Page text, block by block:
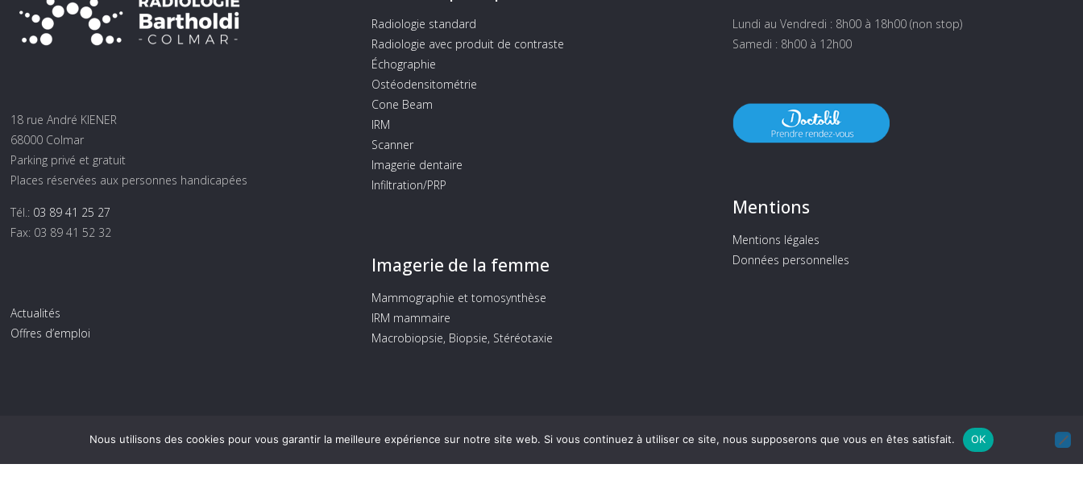
18 rue André KIENER
68000 Colmar
Parking privé et gratuit
Places réservées aux personnes handicapées
Tél.: 03 89 41 25 27
Fax: 03 89 41 52 32
Actualités
Offres d’emploi
Radiologie standard
Radiologie avec produit de contraste
Échographie
Ostéodensitométrie
Cone Beam
IRM
Scanner
Imagerie dentaire
Infiltration/PRP
Imagerie de la femme
Mammographie et tomosynthèse
IRM mammaire
Macrobiopsie, Biopsie, Stéréotaxie
Lundi au Vendredi : 8h00 à 18h00 (non stop)
Samedi : 8h00 à 12h00
Mentions
Mentions légales
Données personnelles
Nous utilisons des cookies pour vous garantir la meilleure expérience sur notre site web. Si vous continuez à utiliser ce site, nous supposerons que vous en êtes satisfait. OK